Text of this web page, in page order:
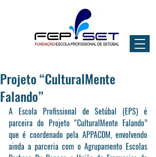
Projeto “CulturalMente
Falando”
A Escola Profissional de Setúbal (EPS) é
parceira do Projeto “CulturalMente Falando”
que é coordenado pela APPACDM, envolvendo
ainda a parceria com o Agrupamento Escolas